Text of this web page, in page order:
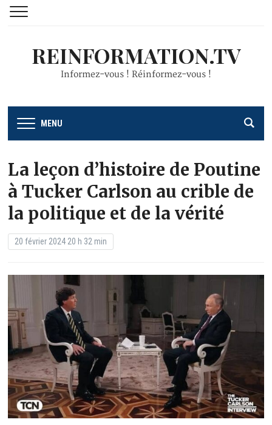
REINFORMATION.TV
Informez-vous ! Réinformez-vous !
MENU
La leçon d’histoire de Poutine
à Tucker Carlson au crible de
la politique et de la vérité
20 février 2024 20 h 32 min